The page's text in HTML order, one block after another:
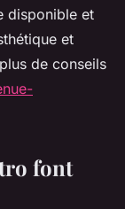
disponible et
et
de conseils
font